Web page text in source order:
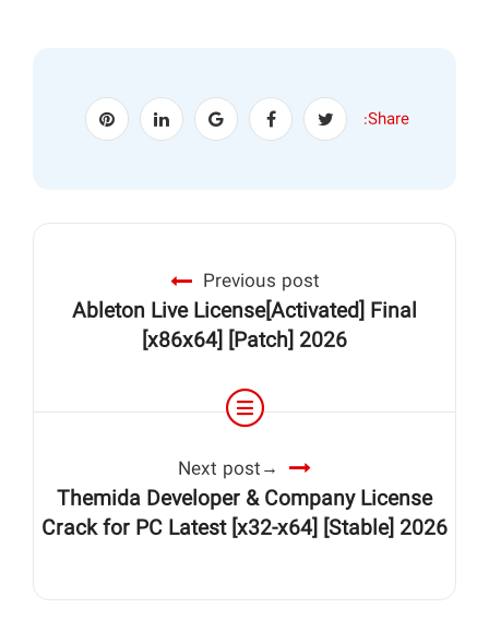
Share:
Previous post
Ableton Live License[Activated] Final
[x86x64] [Patch] 2026
Next post
Themida Developer & Company License
Crack for PC Latest [x32-x64] [Stable] 2026